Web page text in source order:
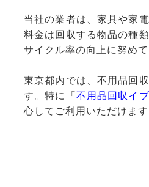
当社の業者は、家具や家
料金は回収する物品の種
サイクル率の向上に努めて
東京都内では、不用品回
す。特に「 不用品回収イ
心してご利用いただけます